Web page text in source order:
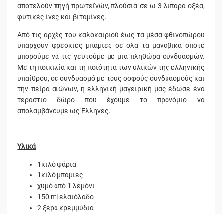
αποτελούν πηγή πρωτεϊνών, πλούσια σε ω-3 λιπαρά οξέα,
φυτικές ίνες και βιταμίνες.
Από τις αρχές του καλοκαιριού έως τα μέσα φθινοπώρου
υπάρχουν φρέσκιες μπάμιες σε όλα τα μανάβικα οπότε
μπορούμε να τις γευτούμε με μια πληθώρα συνδυασμών.
Με τη ποικιλία και τη ποιότητα των υλικών της ελληνικής
υπαίθρου, σε συνδυασμό με τους σοφούς συνδυασμούς και
την πείρα αιώνων, η ελληνική μαγειρική μας έδωσε ένα
τεράστιο δώρο που έχουμε το προνόμιο να
απολαμβάνουμε ως Έλληνες.
Υλικά
1κιλό ψάρια
1κιλό μπάμιες
χυμό από 1 λεμόνι
150 ml ελαιόλαδο
2 ξερά κρεμμύδια